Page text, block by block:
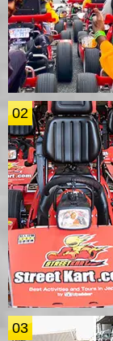
02
03